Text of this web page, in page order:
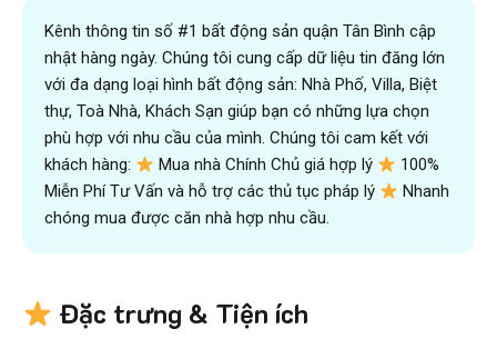
Kênh thông tin số #1 bất động sản quận Tân Bình cập
nhật hàng ngày. Chúng tôi cung cấp dữ liệu tin đăng lớn
với đa dạng loại hình bất động sản: Nhà Phố, Villa, Biệt
thự, Toà Nhà, Khách Sạn giúp bạn có những lựa chọn
phù hợp với nhu cầu của mình. Chúng tôi cam kết với
khách hàng:
Mua nhà Chính Chủ giá hợp lý
100%
Miễn Phí Tư Vấn và hỗ trợ các thủ tục pháp lý
Nhanh
chóng mua được căn nhà hợp nhu cầu.
Đặc trưng & Tiện ích